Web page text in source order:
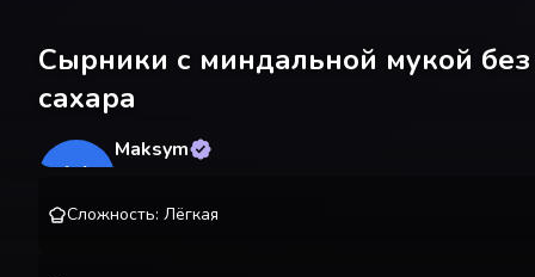
Сырники с миндальной мукой без
сахара
M
Maksym
Сложность: Лёгкая